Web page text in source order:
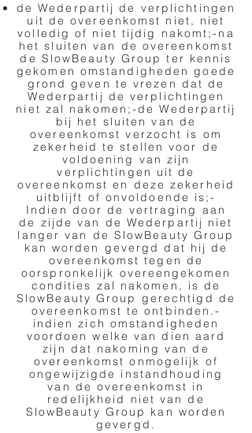
de Wederpartij de verplichtingen
uit de overeenkomst niet, niet
volledig of niet tijdig nakomt;-na
het sluiten van de overeenkomst
de SlowBeauty Group ter kennis
gekomen omstandigheden goede
grond geven te vrezen dat de
Wederpartij de verplichtingen
niet zal nakomen;-de Wederpartij
bij het sluiten van de
overeenkomst verzocht is om
zekerheid te stellen voor de
voldoening van zijn
verplichtingen uit de
overeenkomst en deze zekerheid
uitblijft of onvoldoende is;-
Indien door de vertraging aan
de zijde van de Wederpartij niet
langer van de SlowBeauty Group
kan worden gevergd dat hij de
overeenkomst tegen de
oorspronkelijk overeengekomen
condities zal nakomen, is de
SlowBeauty Group gerechtigd de
overeenkomst te ontbinden.-
indien zich omstandigheden
voordoen welke van dien aard
zijn dat nakoming van de
overeenkomst onmogelijk of
ongewijzigde instandhouding
van de overeenkomst in
redelijkheid niet van de
SlowBeauty Group kan worden
gevergd.